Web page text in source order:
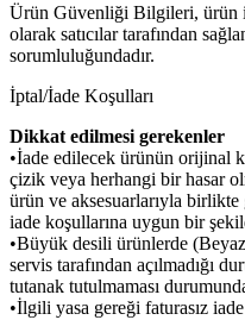
Ürün Güvenliği Bilgileri, ürün
olarak satıcılar tarafından
sorumluluğundadır.
İptal/İade Koşulları
Dikkat edilmesi gerekenler
•İade edilecek ürünün orijinal
çizik veya herhangi bir hasar
ürün ve aksesuarlarıyla
iade koşullarına uygun bir
•Büyük desili ürünlerde
servis tarafından açılmadığı
tutanak tutulmaması
•İlgili yasa gereği faturasız